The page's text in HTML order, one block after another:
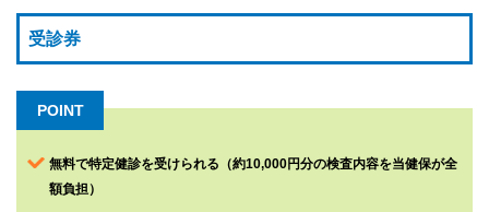
断・
健康
づく
り
き
受診券
POINT
無料で特定健診を受けられる（約10,000円分の検査内容を当健保が全
額負担）